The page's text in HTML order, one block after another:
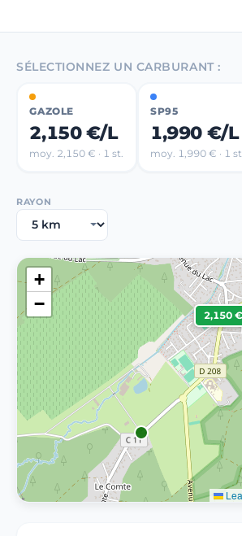
SÉLECTIONNEZ UN CARBURANT :
GAZOLE
2,150 €/L
moy. 2,150 € · 1 st.
SP95
1,990 €/L
moy. 1,990 € · 1 st.
RAYON
2,150 €
+
−